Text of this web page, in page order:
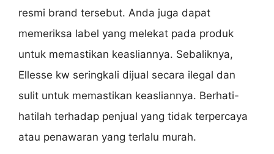
resmi brand tersebut. Anda juga dapat
memeriksa label yang melekat pada produk
untuk memastikan keasliannya. Sebaliknya,
Ellesse kw seringkali dijual secara ilegal dan
sulit untuk memastikan keasliannya. Berhati-
hatilah terhadap penjual yang tidak terpercaya
atau penawaran yang terlalu murah.